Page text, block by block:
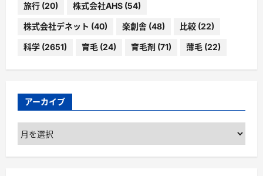
旅行 (20) 株式会社AHS (54)
株式会社デネット (40) 楽創舎 (48) 比較 (22)
科学 (2651) 育毛 (24) 育毛剤 (71) 薄毛 (22)
アーカイブ
ア
ー
カ